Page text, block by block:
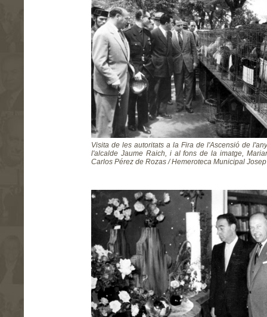
Visita de les autoritats a la Fira de l'Ascensió de
l'alcalde Jaume Raich, i al fons de la imatge,
Carlos Pérez de Rozas / Hemeroteca Municipal